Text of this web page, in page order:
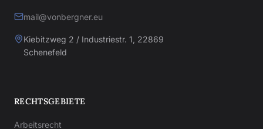
mail@vonbergner.eu
Kiebitzweg 2 / Industriestr. 1, 22869
Schenefeld
RECHTSGEBIETE
Arbeitsrecht